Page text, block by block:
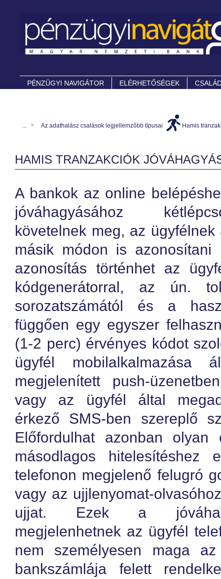
PÉNZÜGYI NAVIGÁTOR ELÉRHETŐSÉGEK
... Az adathalász csalások legjellemzőbb típusai Hamis
HAMIS TRANZAKCIÓK
A bankok az online
jóváhagyásához
követelnek meg, az
másik módon is
azonosítás történhet az
kódgenerátorral, az ún.
sorozatszámától és a
függően egy egyszer
(1-2 perc) érvényes kódot
ügyfél mobilalkalmazása
megjelenített push-
vagy az ügyfél által
érkező SMS-ben szereplő
Előfordulhat azonban
másodlagos hitelesítéshez
telefonon megjelenő felugró
vagy az ujjlenyomat-
ujjat. Ezek a
megjelenhetnek az ügyfél
nem személyesen maga
bankszámlája felett